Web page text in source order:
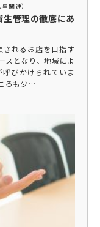
関連）
管理の徹底にあ
れるお店を目指す
スとなり、地域によ
びかけられていま
ろも少…